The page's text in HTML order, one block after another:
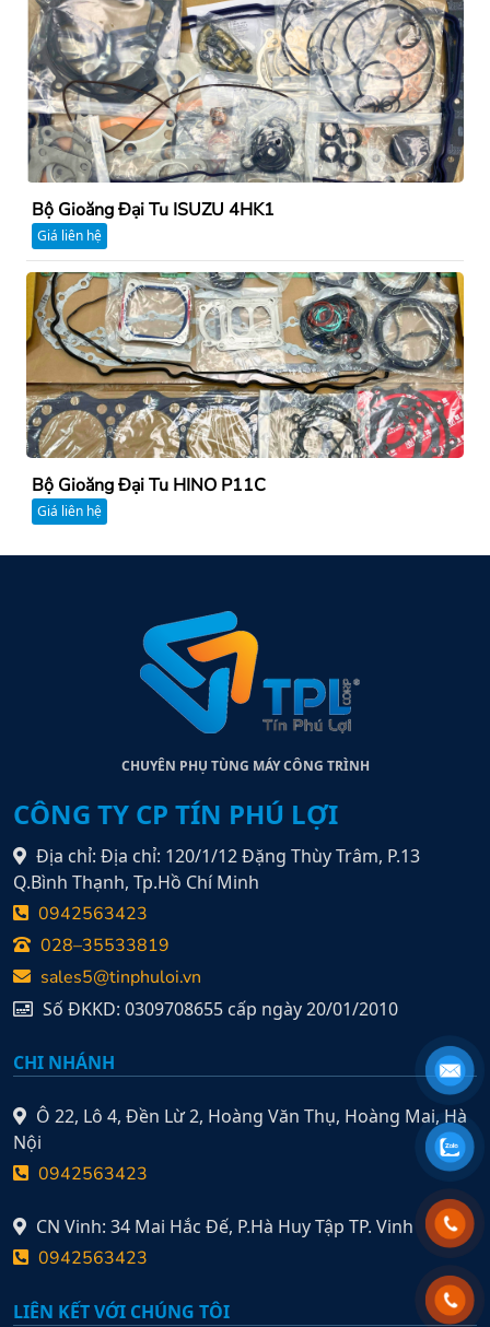
Bộ Gioăng Đại Tu ISUZU 4HK1
Giá liên hệ
Bộ Gioăng Đại Tu HINO P11C
Giá liên hệ
CHUYÊN PHỤ TÙNG MÁY CÔNG TRÌNH
CÔNG TY CP TÍN PHÚ LỢI
Địa chỉ: Địa chỉ: 120/1/12 Đặng Thùy Trâm, P.13
Q.Bình Thạnh, Tp.Hồ Chí Minh
0942563423
028–35533819
sales5@tinphuloi.vn
Số ĐKKD: 0309708655 cấp ngày 20/01/2010
CHI NHÁNH
Ô 22, Lô 4, Đền Lừ 2, Hoàng Văn Thụ, Hoàng Mai, Hà
Nội
0942563423
CN Vinh: 34 Mai Hắc Đế, P.Hà Huy Tập TP. Vinh
0942563423
LIÊN KẾT VỚI CHÚNG TÔI